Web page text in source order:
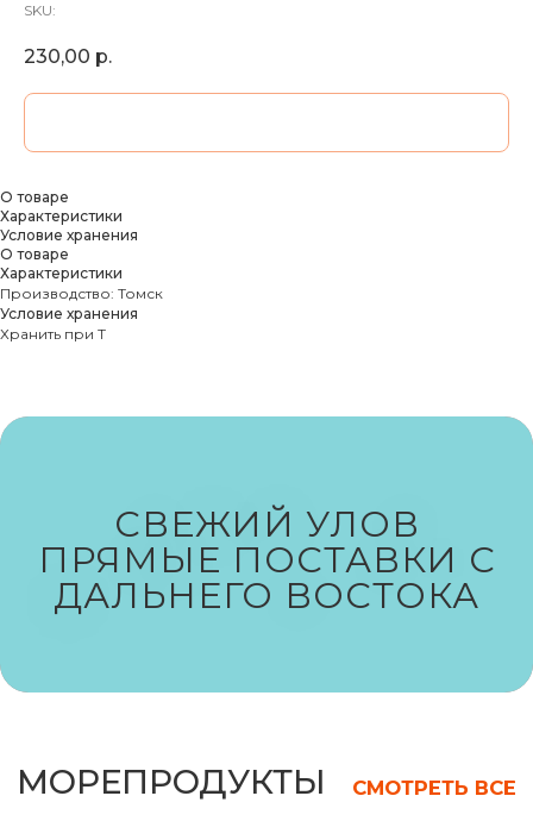
SKU:
230,00 р.
О товаре
Характеристики
Условие хранения
О товаре
Характеристики
Производство: Томск
Условие хранения
Хранить при Т
СВЕЖИЙ УЛОВ
ПРЯМЫЕ ПОСТАВКИ С
ДАЛЬНЕГО ВОСТОКА
СМОТРЕТЬ ВСЕ